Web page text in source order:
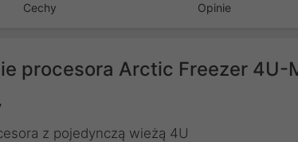
Cechy Opinie
procesora Arctic Freezer 4U-
z pojedynczą wieżą 4U